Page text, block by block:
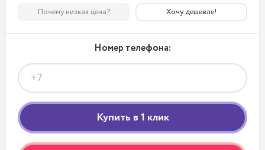
Почему низкая цена? Хочу дешевле!
Номер телефона: